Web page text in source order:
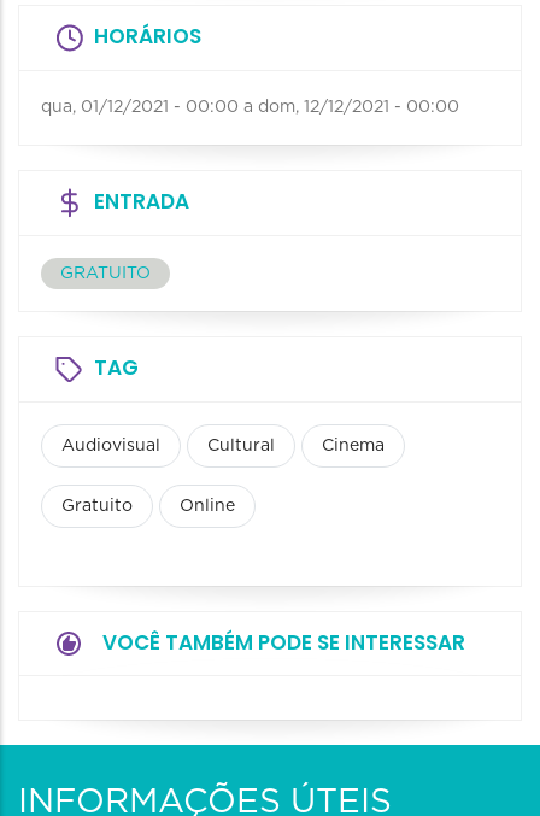
HORÁRIOS
qua, 01/12/2021 - 00:00 a dom, 12/12/2021 - 00:00
ENTRADA
GRATUITO
TAG
Audiovisual Cultural Cinema
Gratuito Online
VOCÊ TAMBÉM PODE SE INTERESSAR
INFORMAÇÕES ÚTEIS